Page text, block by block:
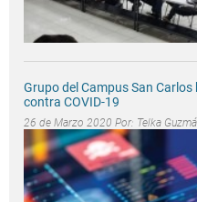
Grupo del Campus San
contra COVID-19
26 de Marzo 2020 Por: Telka